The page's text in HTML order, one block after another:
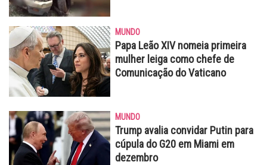
MUNDO
Papa Leão XIV nomeia primeira
mulher leiga como chefe de
Comunicação do Vaticano
MUNDO
Trump avalia convidar Putin para
cúpula do G20 em Miami em
dezembro